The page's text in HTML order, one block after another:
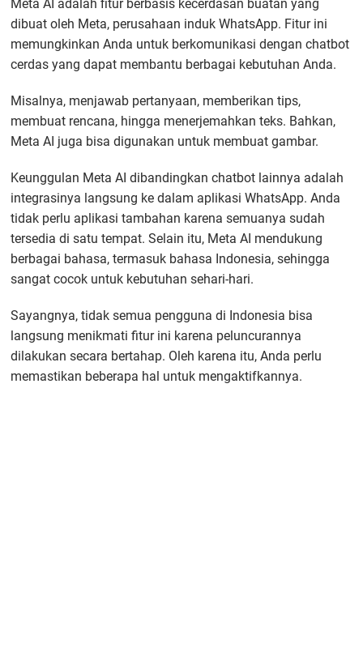
Meta AI adalah fitur berbasis kecerdasan buatan yang
dibuat oleh Meta, perusahaan induk WhatsApp. Fitur ini
memungkinkan Anda untuk berkomunikasi dengan chatbot
cerdas yang dapat membantu berbagai kebutuhan Anda.
Misalnya, menjawab pertanyaan, memberikan tips,
membuat rencana, hingga menerjemahkan teks. Bahkan,
Meta AI juga bisa digunakan untuk membuat gambar.
Keunggulan Meta AI dibandingkan chatbot lainnya adalah
integrasinya langsung ke dalam aplikasi WhatsApp. Anda
tidak perlu aplikasi tambahan karena semuanya sudah
tersedia di satu tempat. Selain itu, Meta AI mendukung
berbagai bahasa, termasuk bahasa Indonesia, sehingga
sangat cocok untuk kebutuhan sehari-hari.
Sayangnya, tidak semua pengguna di Indonesia bisa
langsung menikmati fitur ini karena peluncurannya
dilakukan secara bertahap. Oleh karena itu, Anda perlu
memastikan beberapa hal untuk mengaktifkannya.